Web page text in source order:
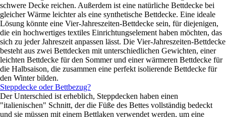
schwere Decke reichen. Außerdem ist eine natürliche Bettdecke bei
gleicher Wärme leichter als eine synthetische Bettdecke. Eine ideale
Lösung könnte eine Vier-Jahreszeiten-Bettdecke sein, für diejenigen,
die ein hochwertiges textiles Einrichtungselement haben möchten, das
sich zu jeder Jahreszeit anpassen lässt. Die Vier-Jahreszeiten-Bettdecke
besteht aus zwei Bettdecken mit unterschiedlichen Gewichten, einer
leichten Bettdecke für den Sommer und einer wärmeren Bettdecke für
die Halbsaison, die zusammen eine perfekt isolierende Bettdecke für
den Winter bilden.
Steppdecke oder Bettbezug?
Der Unterschied ist erheblich, Steppdecken haben einen
"italienischen" Schnitt, der die Füße des Bettes vollständig bedeckt
und sie müssen mit einem Bettlaken verwendet werden, um eine